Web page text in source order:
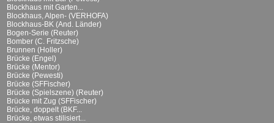
Blockhaus mit Garten...
Blockhaus, Alpen- (VERHOFA)
Blockhaus-BK (And. Länder)
Bogen-Serie (Reuter)
Bomber (C. Fritzsche)
Brunnen (Holler)
Brücke (Engel)
Brücke (Mentor)
Brücke (Pewesti)
Brücke (SFFischer)
Brücke (Spielszene) (Reuter)
Brücke mit Zug (SFFischer)
Brücke, doppelt (BKF...
Brücke, etwas stilisiert...